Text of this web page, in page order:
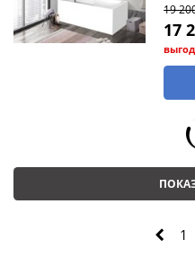
19
17
1